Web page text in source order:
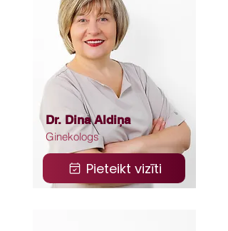
Dr. Dina Aldiņa
Ginekologs
Pieteikt vizīti